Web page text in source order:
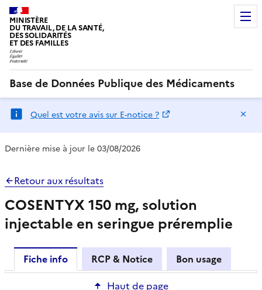
MINISTÈRE
DU TRAVAIL, DE LA SANTÉ,
DES SOLIDARITÉS
ET DES FAMILLES
Base de Données Publique des Médicaments
Quel est votre avis sur E-notice ?
Dernière mise à jour le 03/08/2026
Retour aux résultats
COSENTYX 150 mg, solution
injectable en seringue préremplie
Fiche info RCP & Notice
Bon usage
Haut de page